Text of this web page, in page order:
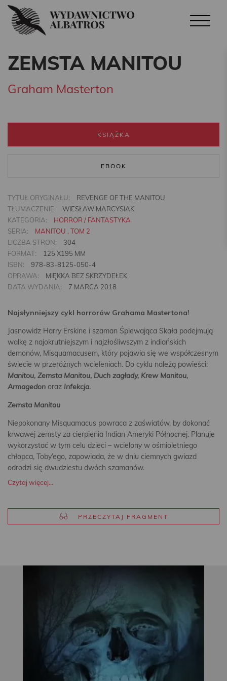
ZEMSTA MANITOU
Graham Masterton
KSIĄŻKA
EBOOK
TYTUŁ ORYGINAŁU:
REVENGE OF THE MANITOU
TŁUMACZENIE:
WIESŁAW MARCYSIAK
KATEGORIA:
HORROR / FANTASTYKA
SERIA:
MANITOU , TOM 2
LICZBA STRON:
304
FORMAT:
125 X195 MM
ISBN:
978-83-8125-050-4
OPRAWA:
MIĘKKA BEZ SKRZYDEŁEK
DATA WYDANIA:
7 MARCA 2018
Najsłynniejszy cykl horrorów Grahama Mastertona!
Jasnowidz Harry Erskine i szaman Śpiewająca Skała podejmują
walkę z najokrutniejszym i najzłośliwszym z indiańskich
demonów, Misquamacusem, który pojawia się we współczesnym
świecie w przeróżnych wcieleniach. Do cyklu należą powieści:
Manitou, Zemsta Manitou, Duch zagłady, Krew Manitou,
Armagedon oraz Infekcja.
Zemsta Manitou
Niepokonany Misquamacus powraca z zaświatów, by dokonać
krwawej zemsty za cierpienia Indian Ameryki Północnej. Planuje
wykorzystać w tym celu dzieci – wcielony w ośmioletniego
chłopca, Toby’ego, zapowiada, że w dniu ciemnych gwiazd
odrodzi się dwudziestu dwóch szamanów.
Czytaj więcej...
PRZECZYTAJ FRAGMENT